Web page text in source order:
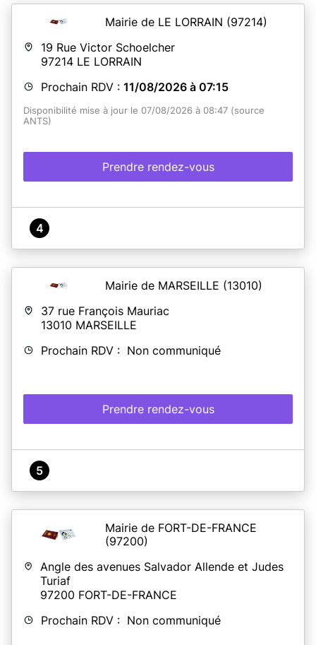
- Déposer vos demandes de titres d'identité,
- Élaborer vos dossiers de mariages ou pacs,
- Réaliser vos déclarations de naissances et de
reconnaissances,
- Consulter les registres (réservé aux généalogistes).
Mairie de Fort-de-France
Angle Boulevard Général de Gaulle et Rue de la
97200 Fort-de-France
Lundi à Vendredi : 7h15-12h30
Lundi et Mardi : 14h30 - 15h30
Dillon - Angle des rues Salvador Allende et Judes Turiaf
97200 Fort-de-France
Lundi au Vendredi : 08h15 - 13h
En savoir plus
Mairie de LE LORRAIN (97214)
19 Rue Victor Schoelcher
97214 LE LORRAIN
Prochain RDV : 11/08/2026 à 07:15
Disponibilité mise à jour le 07/08/2026 à 08:47 (source
ANTS)
Prendre rendez-vous
4
Mairie de MARSEILLE (13010)
37 rue François Mauriac
13010 MARSEILLE
Prochain RDV : Non communiqué
Prendre rendez-vous
5
Mairie de FORT-DE-FRANCE
(97200)
Angle des avenues Salvador Allende et Judes
Turiaf
97200 FORT-DE-FRANCE
Prochain RDV : Non communiqué